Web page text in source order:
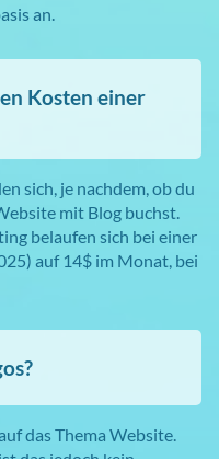
an.
Kosten einer
sich, je nachdem, ob du
mit Blog buchst.
belaufen sich bei einer
auf 14$ im Monat, bei
das Thema Website.